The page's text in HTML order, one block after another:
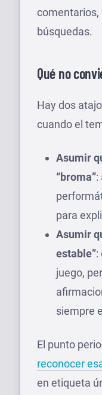
comentarios,
búsquedas.
Qué no
Hay dos
cuando el
Asumir
“broma”:
para
Asumir
estable”:
juego,
siempre
El punto
reconocer
en etiqueta